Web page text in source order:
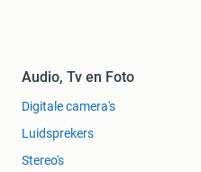
Audio, Tv en Foto
Digitale camera's
Luidsprekers
Stereo's